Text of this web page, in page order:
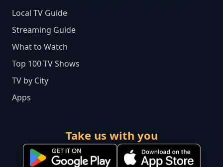
Local TV Guide
Streaming Guide
What to Watch
Top 100 TV Shows
TV by City
Apps
Take us with you